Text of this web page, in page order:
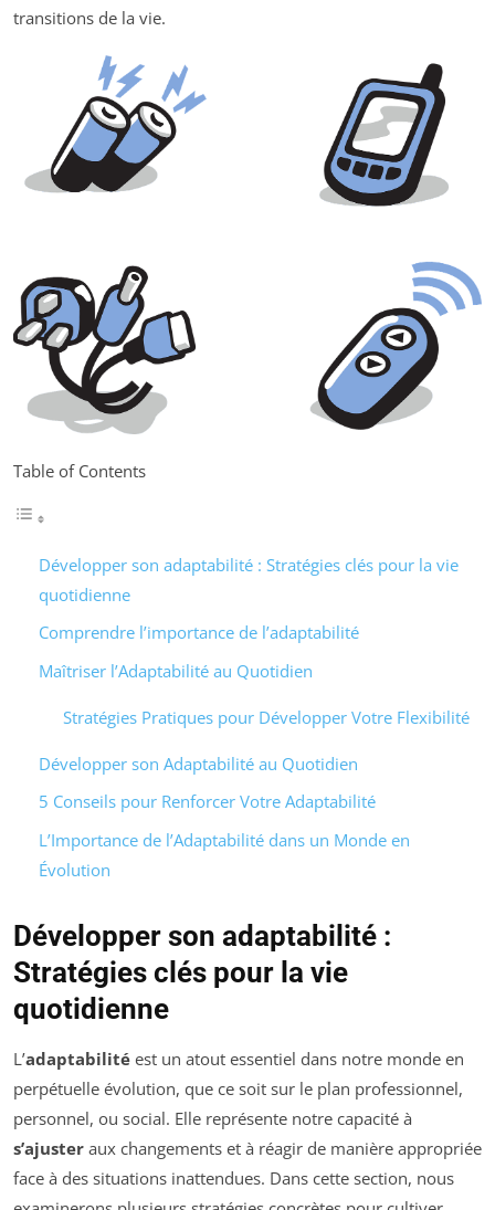
transitions de la vie.
Table of Contents
Développer son adaptabilité : Stratégies clés pour la vie
quotidienne
Comprendre l’importance de l’adaptabilité
Maîtriser l’Adaptabilité au Quotidien
Stratégies Pratiques pour Développer Votre Flexibilité
Développer son Adaptabilité au Quotidien
5 Conseils pour Renforcer Votre Adaptabilité
L’Importance de l’Adaptabilité dans un Monde en
Évolution
Développer son adaptabilité :
Stratégies clés pour la vie
quotidienne
L’adaptabilité est un atout essentiel dans notre monde en
perpétuelle évolution, que ce soit sur le plan professionnel,
personnel, ou social. Elle représente notre capacité à
s’ajuster aux changements et à réagir de manière appropriée
face à des situations inattendues. Dans cette section, nous